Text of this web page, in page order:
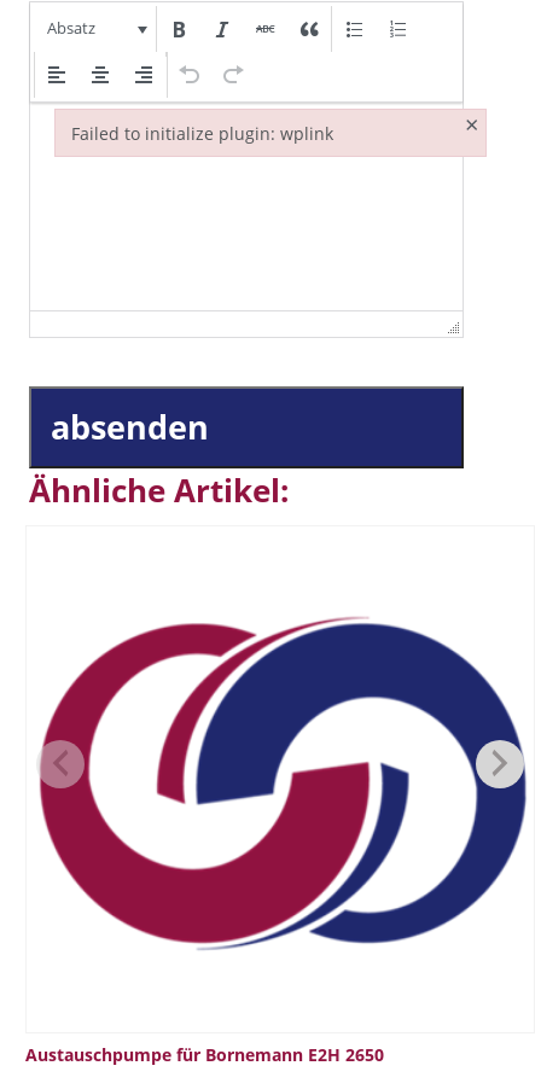
Absatz
absenden
Ähnliche Artikel:
Austauschpumpe für Bornemann E2H 2650
Failed to initialize plugin: wplink ×
Failed to initialize plugin: wplink